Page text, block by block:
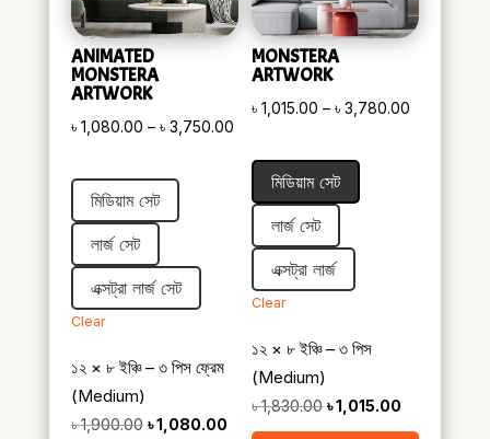
ANIMATED
MONSTERA
ARTWORK
৳ 1,080.00 – ৳ 3,750.00Price
৳ 1,080.00
through
৳ 3,750.00
মিডিয়াম সেট
লার্জ সেট
এক্সট্রা লার্জ সেট
Clear
১২ × ৮ ইঞ্চি – ৩ পিস ফ্রেম
(Medium)
৳1,900.00 Original
৳1,080.00Current
MONSTERA
ARTWORK
৳1,015.00 – ৳3,780.00
মিডিয়াম সেট
লার্জ সেট
এক্সট্রা লার্জ
Clear
১২ × ৮ ইঞ্চি – ৩ পিস
(Medium)
৳1,830.00 Original
price
৳1,015.00
price